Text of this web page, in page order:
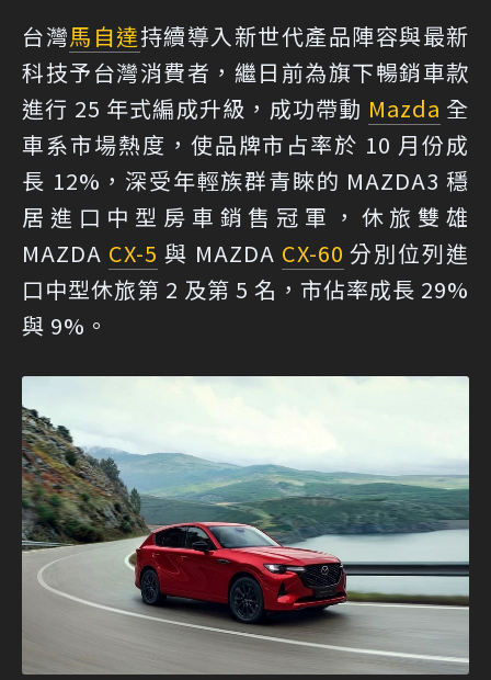
台灣馬自達持續導入新世代產品陣容與最新
科技予台灣消費者，繼日前為旗下暢銷車款
進行 25 年式編成升級，成功帶動 Mazda 全
車系市場熱度，使品牌市占率於 10 月份成
長 12%，深受年輕族群青睞的 MAZDA3 穩
居進口中型房車銷售冠軍，休旅雙雄
MAZDA CX-5 與 MAZDA CX-60 分別位列進
口中型休旅第 2 及第 5 名，市佔率成長 29%
與 9%。